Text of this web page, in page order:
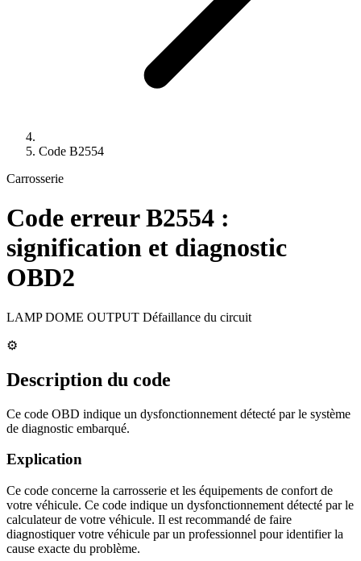
Code B2554
Carrosserie
Code erreurB2554 :
signification et diagnostic
OBD2
LAMP DOME OUTPUT Défaillance du circuit
⚙️
Description du code
Ce code OBD indique un dysfonctionnement détecté par le système
de diagnostic embarqué.
Explication
Ce code concerne la carrosserie et les équipements de confort de
votre véhicule. Ce code indique un dysfonctionnement détecté par le
calculateur de votre véhicule. Il est recommandé de faire
diagnostiquer votre véhicule par un professionnel pour identifier la
cause exacte du problème.